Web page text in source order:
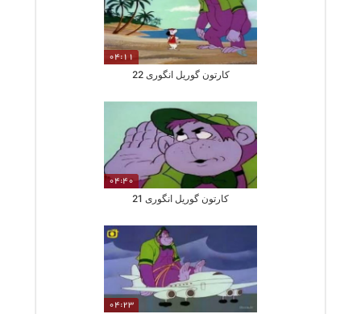
04:11
کارتون گوریل انگوری 22
04:40
کارتون گوریل انگوری 21
04:23